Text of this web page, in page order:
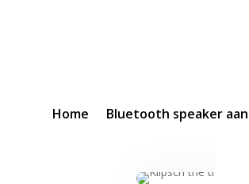
Home Bluetooth speaker